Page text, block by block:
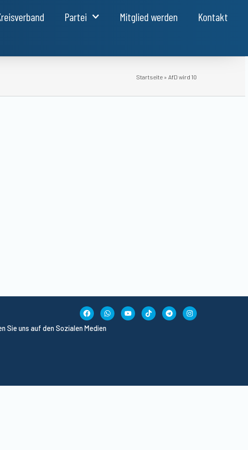
Partei Mitglied werden
Kontakt
Startseite » AfD wird 10
Sie uns auf den Sozialen Medien